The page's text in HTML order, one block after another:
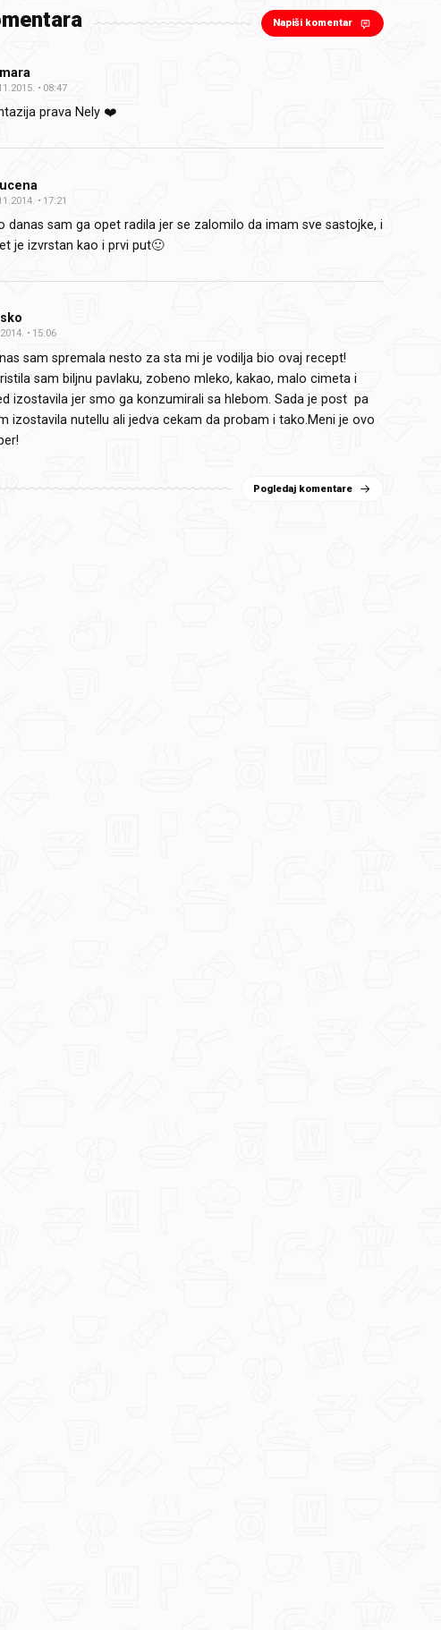
Napiši komentar
08:47
prava Nely ❤️
17:21
danas sam ga opet radila jer se zalomilo da imam sve sastojke, i
je izvrstan kao i prvi put🙂
15:06
sam spremala nesto za sta mi je vodilja bio ovaj recept!
sam biljnu pavlaku, zobeno mleko, kakao, malo cimeta i
izostavila jer smo ga konzumirali sa hlebom. Sada je post pa
izostavila nutellu ali jedva cekam da probam i tako.Meni je ovo
Pogledaj komentare